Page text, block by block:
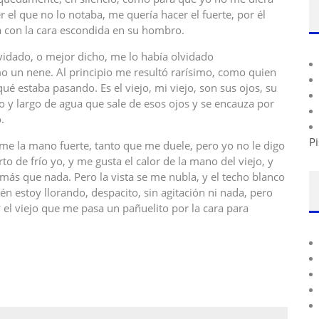
el que no lo notaba, me quería hacer el fuerte, por él
la cara escondida en su hombro.
o mejor dicho, me lo había olvidado
un nene. Al principio me resultó rarísimo, como quien
estaba pasando. Es el viejo, mi viejo, son sus ojos, su
largo de agua que sale de esos ojos y se encauza por
la mano fuerte, tanto que me duele, pero yo no le digo
de frío yo, y me gusta el calor de la mano del viejo, y
que nada. Pero la vista se me nubla, y el techo blanco
estoy llorando, despacito, sin agitación ni nada, pero
viejo que me pasa un pañuelito por la cara para